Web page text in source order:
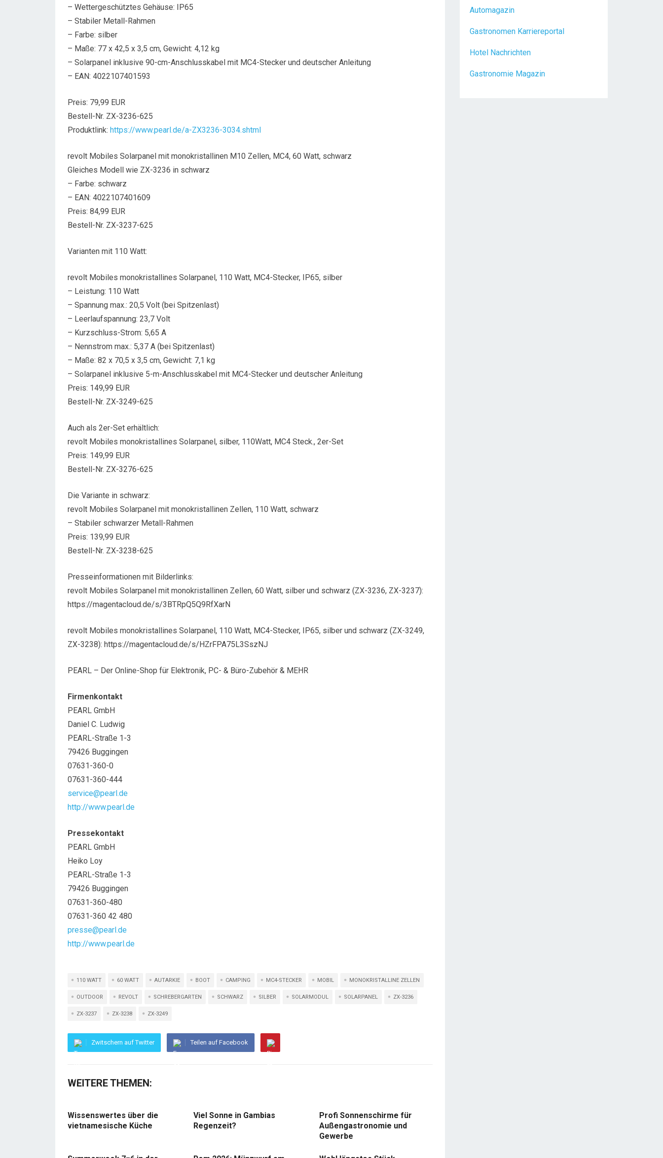
– Wettergeschütztes Gehäuse: IP65
– Stabiler Metall-Rahmen
– Farbe: silber
– Maße: 77 x 42,5 x 3,5 cm, Gewicht: 4,12 kg
– Solarpanel inklusive 90-cm-Anschlusskabel mit MC4-Stecker und deutscher Anleitung
– EAN: 4022107401593
Preis: 79,99 EUR
Bestell-Nr. ZX-3236-625
Produktlink: https://www.pearl.de/a-ZX3236-3034.shtml
revolt Mobiles Solarpanel mit monokristallinen M10 Zellen, MC4, 60 Watt, schwarz
Gleiches Modell wie ZX-3236 in schwarz
– Farbe: schwarz
– EAN: 4022107401609
Preis: 84,99 EUR
Bestell-Nr. ZX-3237-625
Varianten mit 110 Watt:
revolt Mobiles monokristallines Solarpanel, 110 Watt, MC4-Stecker, IP65, silber
– Leistung: 110 Watt
– Spannung max.: 20,5 Volt (bei Spitzenlast)
– Leerlaufspannung: 23,7 Volt
– Kurzschluss-Strom: 5,65 A
– Nennstrom max.: 5,37 A (bei Spitzenlast)
– Maße: 82 x 70,5 x 3,5 cm, Gewicht: 7,1 kg
– Solarpanel inklusive 5-m-Anschlusskabel mit MC4-Stecker und deutscher Anleitung
Preis: 149,99 EUR
Bestell-Nr. ZX-3249-625
Auch als 2er-Set erhältlich:
revolt Mobiles monokristallines Solarpanel, silber, 110Watt, MC4 Steck., 2er-Set
Preis: 149,99 EUR
Bestell-Nr. ZX-3276-625
Die Variante in schwarz:
revolt Mobiles Solarpanel mit monokristallinen Zellen, 110 Watt, schwarz
– Stabiler schwarzer Metall-Rahmen
Preis: 139,99 EUR
Bestell-Nr. ZX-3238-625
Presseinformationen mit Bilderlinks:
revolt Mobiles Solarpanel mit monokristallinen Zellen, 60 Watt, silber und schwarz (ZX-3236, ZX-3237):
https://magentacloud.de/s/3BTRpQ5Q9RfXarN
revolt Mobiles monokristallines Solarpanel, 110 Watt, MC4-Stecker, IP65, silber und schwarz (ZX-3249,
ZX-3238): https://magentacloud.de/s/HZrFPA75L3SszNJ
PEARL – Der Online-Shop für Elektronik, PC- & Büro-Zubehör & MEHR
Firmenkontakt
PEARL GmbH
Daniel C. Ludwig
PEARL-Straße 1-3
79426 Buggingen
07631-360-0
07631-360-444
service@pearl.de
http://www.pearl.de
Pressekontakt
PEARL GmbH
Heiko Loy
PEARL-Straße 1-3
79426 Buggingen
07631-360-480
07631-360 42 480
presse@pearl.de
http://www.pearl.de
110 WATT 60 WATT AUTARKIE BOOT CAMPING MC4-STECKER MOBIL MONOKRISTALLINE ZELLEN
OUTDOOR REVOLT SCHREBERGARTEN SCHWARZ SILBER SOLARMODUL SOLARPANEL ZX-3236
ZX-3237 ZX-3238 ZX-3249
Zwitschern auf Twitter Teilen auf Facebook
WEITERE THEMEN:
Wissenswertes über die
vietnamesische Küche
Viel Sonne in Gambias
Regenzeit?
Profi Sonnenschirme für
Außengastronomie und
Gewerbe
Mitarbeitern liegt auf dem
Automagazin
Gastronomen Karriereportal
Hotel Nachrichten
Gastronomie Magazin